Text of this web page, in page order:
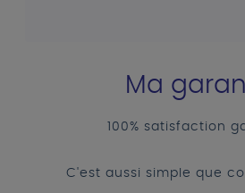
Ma
100% satisfaction
C'est aussi simple que